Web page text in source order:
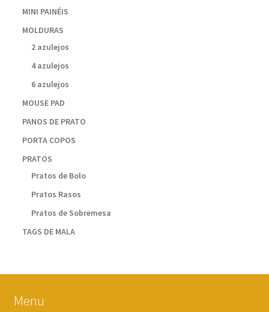
MINI PAINÉIS
MOLDURAS
2 azulejos
4 azulejos
6 azulejos
MOUSE PAD
PANOS DE PRATO
PORTA COPOS
PRATOS
Pratos de Bolo
Pratos Rasos
Pratos de Sobremesa
TAGS DE MALA
Menu